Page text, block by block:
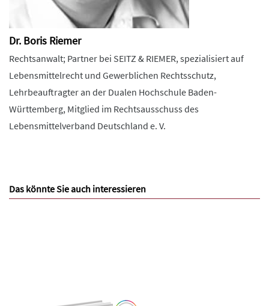
Dr. Boris Riemer
Rechtsanwalt; Partner bei SEITZ & RIEMER, spezialisiert auf
Lebensmittelrecht und Gewerblichen Rechtsschutz,
Lehrbeauftragter an der Dualen Hochschule Baden-
Württemberg, Mitglied im Rechtsausschuss des
Lebensmittelverband Deutschland e. V.
Das könnte Sie auch interessieren